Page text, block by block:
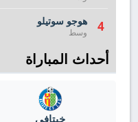
4 هوجو سوتيلو
وسط
أحداث المباراة
خيتافي